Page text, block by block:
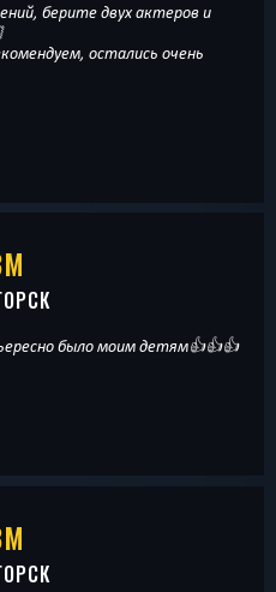
берите двух актеров и
остались очень
иньересно было моим детям👍👍👍